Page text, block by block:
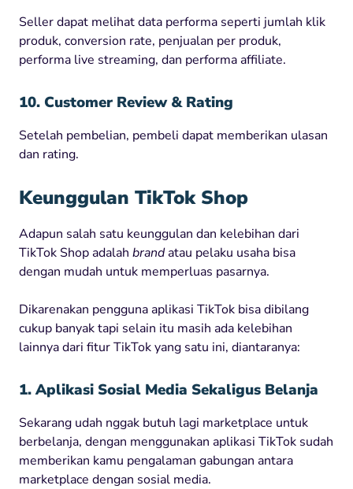
Seller dapat melihat data performa seperti jumlah klik
produk, conversion rate, penjualan per produk,
performa live streaming, dan performa affiliate.
10. Customer Review & Rating
Setelah pembelian, pembeli dapat memberikan ulasan
dan rating.
Keunggulan TikTok Shop
Adapun salah satu keunggulan dan kelebihan dari
TikTok Shop adalah brandatau pelaku usaha bisa
dengan mudah untuk memperluas pasarnya.
Dikarenakan pengguna aplikasi TikTok bisa dibilang
cukup banyak tapi selain itu masih ada kelebihan
lainnya dari fitur TikTok yang satu ini, diantaranya:
1. Aplikasi Sosial Media Sekaligus Belanja
Sekarang udah nggak butuh lagi marketplace untuk
berbelanja, dengan menggunakan aplikasi TikTok sudah
memberikan kamu pengalaman gabungan antara
marketplace dengan sosial media.